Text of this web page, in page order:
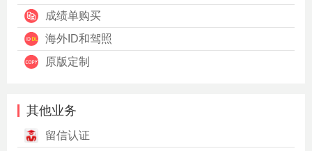
成绩单购买
海外ID和驾照
原版定制
其他业务
留信认证